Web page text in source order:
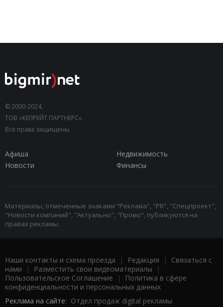
© 2000-2024,
ТОВ «КЕПРЕЙТ ПАРТНЕРС».
Все права защищены.
Афиша
Недвижимость
Новости
Финансы
Материалы, отмеченные знаками "Реклама", "PR", "Спецпроект",
"Новости компаний", "Актуально", "Промо", публикуются на
правах рекламы.
Наши контакты и схема проезда | Редакция | Связаться с
нами | Разместить свои видеоматериалы |
Пользовательское Соглашение |
Политика в сфере
конфиденциальности и персональных данных
Реклама на сайте: Отдел продаж digital рекламы